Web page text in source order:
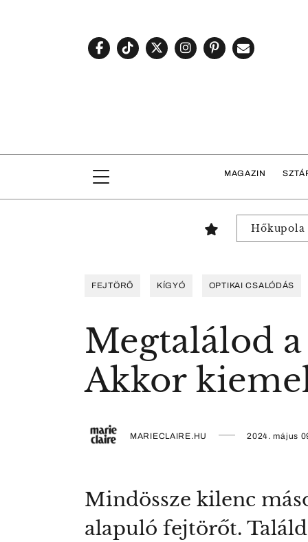
MAGAZIN
Hőkupola
FEJTÖRŐ KÍGYÓ OPTIKAI CSALÓDÁS
Megtalálod
Akkor
MARIECLAIRE.HU 2024. május
Mindössze kilenc
alapuló fejtörőt.